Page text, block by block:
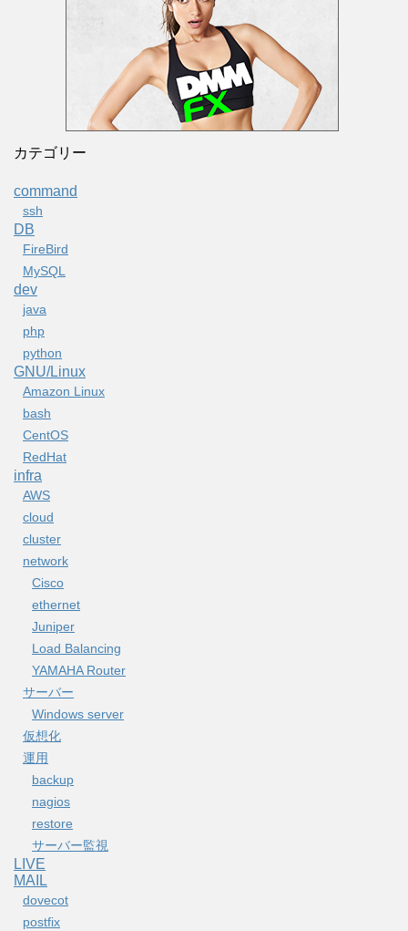
カテゴリー
command
ssh
DB
FireBird
MySQL
dev
java
php
python
GNU/Linux
Amazon Linux
bash
CentOS
RedHat
infra
AWS
cloud
cluster
network
Cisco
ethernet
Juniper
Load Balancing
YAMAHA Router
サーバー
Windows server
仮想化
運用
backup
nagios
restore
サーバー監視
LIVE
MAIL
dovecot
postfix